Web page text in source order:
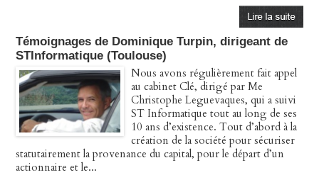
Témoignages de Dominique Turpin, dirigeant de
STInformatique (Toulouse)
Nous avons régulièrement fait appel
au cabinet Clé, dirigé par Me
Christophe Leguevaques, qui a suivi
ST Informatique tout au long de ses
10 ans d’existence. Tout d’abord à la
création de la société pour sécuriser
statutairement la provenance du capital, pour le départ d’un
actionnaire et le...